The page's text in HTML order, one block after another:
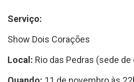
Serviço:
Show Dois Corações
Local: Rio das Pedras (sede de